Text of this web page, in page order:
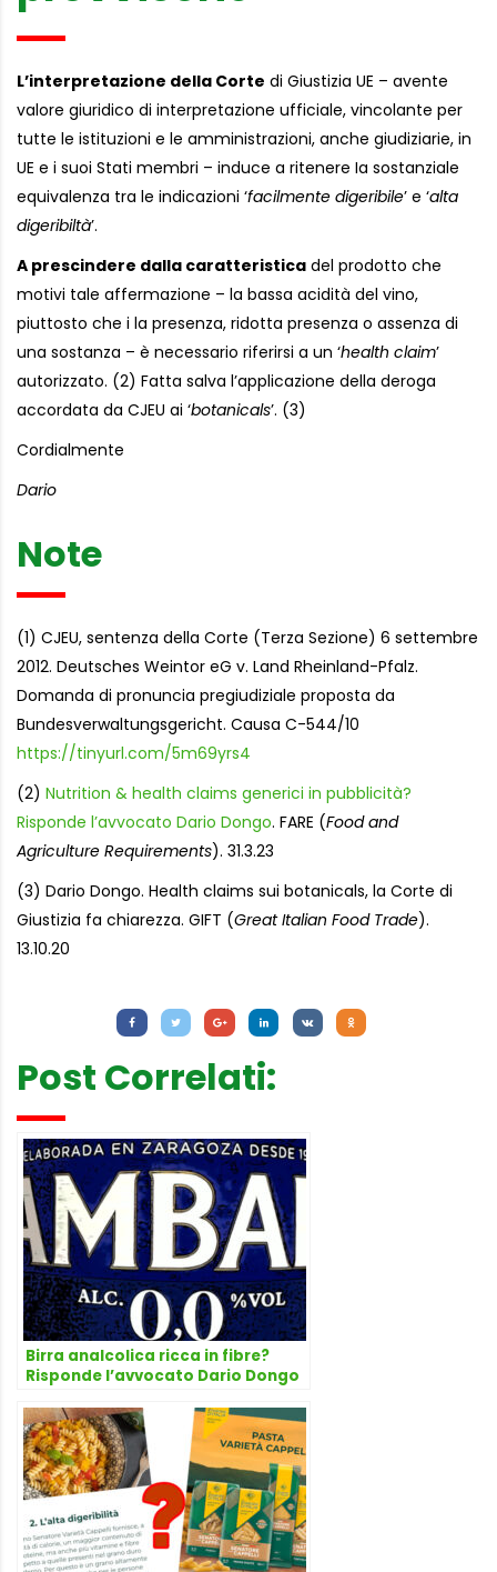
L’interpretazione della Corte di Giustizia UE – avente
valore giuridico di interpretazione ufficiale, vincolante per
tutte le istituzioni e le amministrazioni, anche giudiziarie, in
UE e i suoi Stati membri – induce a ritenere Ia sostanziale
equivalenza tra le indicazioni ‘facilmente digeribile’ e ‘alta
digeribiltà’.
A prescindere dalla caratteristica del prodotto che
motivi tale affermazione – la bassa acidità del vino,
piuttosto che i la presenza, ridotta presenza o assenza di
una sostanza – è necessario riferirsi a un ‘health claim’
autorizzato. (2) Fatta salva l’applicazione della deroga
accordata da CJEU ai ‘botanicals’. (3)
Cordialmente
Dario
Note
(1) CJEU, sentenza della Corte (Terza Sezione) 6 settembre
2012. Deutsches Weintor eG v. Land Rheinland-Pfalz.
Domanda di pronuncia pregiudiziale proposta da
Bundesverwaltungsgericht. Causa C-544/10
https://tinyurl.com/5m69yrs4
(2) Nutrition & health claims generici in pubblicità?
Risponde l’avvocato Dario Dongo. FARE (Food and
Agriculture Requirements). 31.3.23
(3) Dario Dongo. Health claims sui botanicals, la Corte di
Giustizia fa chiarezza. GIFT (Great Italian Food Trade).
13.10.20
Post Correlati:
Birra analcolica ricca in fibre?
Risponde l’avvocato Dario Dongo